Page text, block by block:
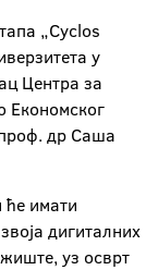
„Cyclos
у
Центра за
Економског
др Саша
ће имати
дигиталних
уз осврт